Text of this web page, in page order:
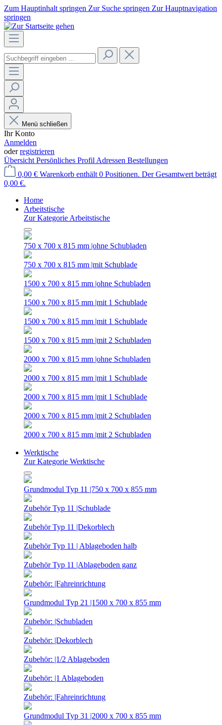
Zum Hauptinhalt springen Zur Suche springen Zur Hauptnavigation
springen
Menü schließen
Ihr Konto
Anmelden
oderregistrieren
Übersicht Persönliches Profil Adressen Bestellungen
0,00 € Warenkorb enthält 0 Positionen. Der Gesamtwert beträgt
0,00 €.
Home
Arbeitstische
Zur Kategorie Arbeitstische
750 x 700 x 815 mm |ohne Schubladen
750 x 700 x 815 mm |mit Schublade
1500 x 700 x 815 mm |ohne Schubladen
1500 x 700 x 815 mm |mit 1 Schublade
1500 x 700 x 815 mm |mit 1 Schublade
1500 x 700 x 815 mm |mit 2 Schubladen
2000 x 700 x 815 mm |ohne Schubladen
2000 x 700 x 815 mm |mit 1 Schublade
2000 x 700 x 815 mm |mit 1 Schublade
2000 x 700 x 815 mm |mit 2 Schubladen
2000 x 700 x 815 mm |mit 2 Schubladen
Werktische
Zur Kategorie Werktische
Grundmodul Typ 11 |750 x 700 x 855 mm
Zubehör Typ 11 |Schublade
Zubehör Typ 11 |Dekorblech
Zubehör Typ 11 | Ablageboden halb
Zubehör Typ 11 |Ablageboden ganz
Zubehör: |Fahreinrichtung
Grundmodul Typ 21 |1500 x 700 x 855 mm
Zubehör: |Schubladen
Zubehör: |Dekorblech
Zubehör: |1/2 Ablageboden
Zubehör: |1 Ablageboden
Zubehör: |Fahreinrichtung
Grundmodul Typ 31 |2000 x 700 x 855 mm